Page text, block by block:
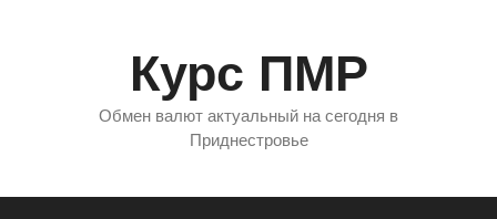
Курс ПМР
Обмен валют актуальный на сегодня в
Приднестровье